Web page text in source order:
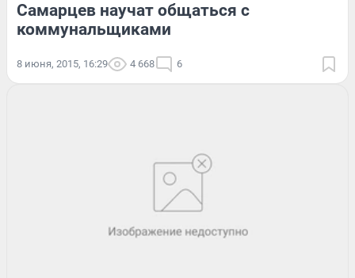
Самарцев научат общаться с
коммунальщиками
8 июня, 2015, 16:29 4 668 6